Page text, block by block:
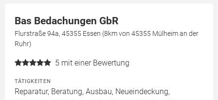
Bas Bedachungen GbR
Flurstraße 94a, 45355 Essen (8km von 45355 Mülheim an der
Ruhr)
5 mit einer Bewertung
TÄTIGKEITEN
Reparatur, Beratung, Ausbau, Neueindeckung,